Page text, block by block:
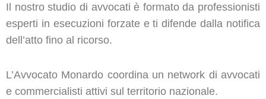
Il nostro studio di avvocati è formato da professionisti
esperti in esecuzioni forzate e ti difende dalla notifica
dell’atto fino al ricorso.
L’Avvocato Monardo coordina un network di avvocati
e commercialisti attivi sul territorio nazionale.